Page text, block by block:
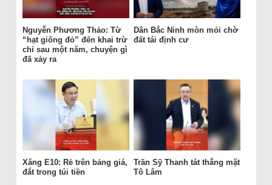
Nguyễn Phương Thảo: Từ
“hạt giống đỏ” đến khai trừ
chỉ sau một năm, chuyện gì
đã xảy ra
Dân Bắc Ninh mòn mỏi chờ
đất tái định cư
Xăng E10: Rẻ trên bảng giá,
đắt trong túi tiền
Trần Sỹ Thanh tát thẳng mặt
Tô Lâm